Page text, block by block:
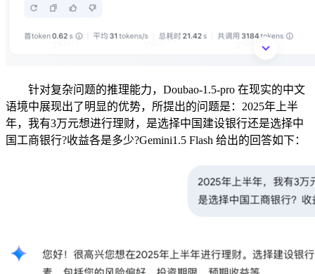
针对复杂问题的推理能力，Doubao-1.5-pro 在现实的中文
语境中展现出了明显的优势，所提出的问题是：2025年上半
年，我有3万元想进行理财，是选择中国建设银行还是选择中
国工商银行?收益各是多少?Gemini1.5 Flash 给出的回答如下：